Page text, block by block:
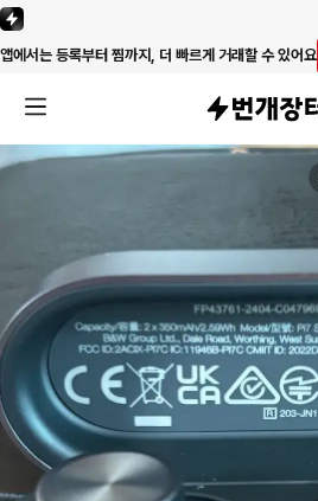
앱에서는 등록부터 찜까지, 더 빠르게 거래할 수 있어요